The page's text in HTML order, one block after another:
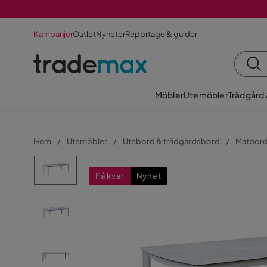
KampanjerOutletNyheterReportage & guider
MöblerUtemöblerTrädgård
Hem Utemöbler Utebord & trädgårdsbord
Få kvar Nyhet